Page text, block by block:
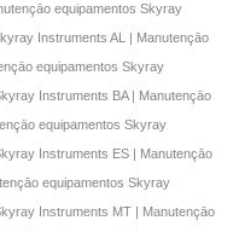
equipamentos Skyray
Instruments AL | Manutençāo
equipamentos Skyray
Instruments BA | Manutençāo
equipamentos Skyray
Instruments ES | Manutençāo
equipamentos Skyray
Instruments MT | Manutençāo